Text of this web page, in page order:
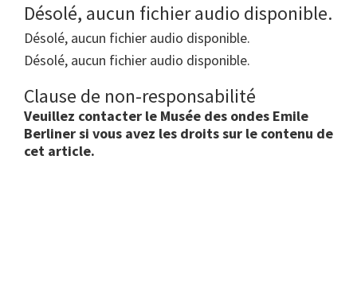
Désolé, aucun fichier audio disponible.
Désolé, aucun fichier audio disponible.
Désolé, aucun fichier audio disponible.
Clause de non-responsabilité
Veuillez contacter le Musée des ondes Emile
Berliner si vous avez les droits sur le contenu de
cet article.